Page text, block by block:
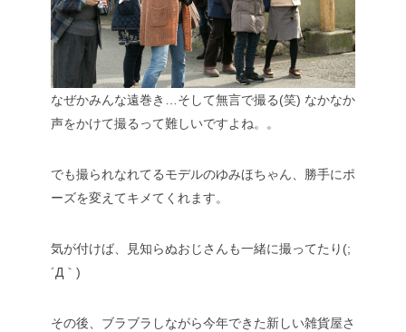
なぜかみんな遠巻き…そして無言で撮る(笑) なかなか
声をかけて撮るって難しいですよね。。
でも撮られなれてるモデルのゆみほちゃん、勝手にポ
ーズを変えてキメてくれます。
気が付けば、見知らぬおじさんも一緒に撮ってたり(;
´Д｀)
その後、ブラブラしながら今年できた新しい雑貨屋さ